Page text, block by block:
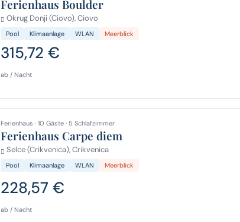
Ferienhaus Boulder
Okrug Donji (Ciovo), Ciovo
Pool Klimaanlage WLAN Meerblick
315,72 €
ab / Nacht
Ferienhaus · 10 Gäste · 5 Schlafzimmer
Ferienhaus Carpe diem
Selce (Crikvenica), Crikvenica
Pool Klimaanlage WLAN Meerblick
228,57 €
ab / Nacht